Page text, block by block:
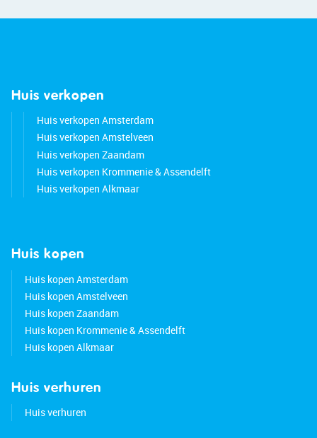
Huis verkopen
Huis verkopen Amsterdam
Huis verkopen Amstelveen
Huis verkopen Zaandam
Huis verkopen Krommenie & Assendelft
Huis verkopen Alkmaar
Huis kopen
Huis kopen Amsterdam
Huis kopen Amstelveen
Huis kopen Zaandam
Huis kopen Krommenie & Assendelft
Huis kopen Alkmaar
Huis verhuren
Huis verhuren